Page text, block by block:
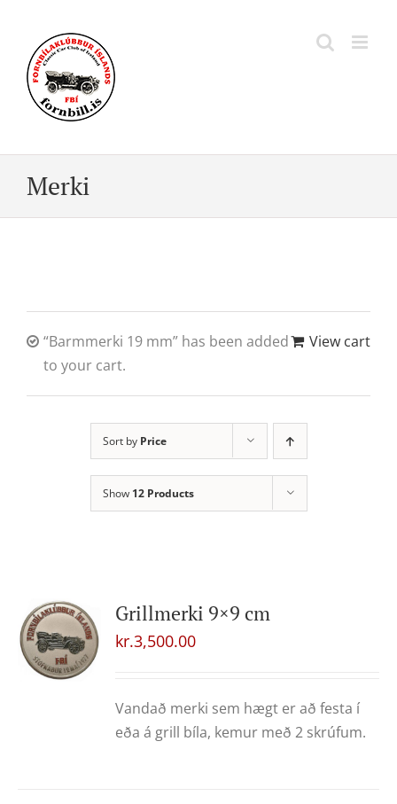
content
Merki
View cart
“Barmmerki 19 mm” has been added
to your cart.
Sort by Price
Show 12 Products
Grillmerki 9×9 cm
kr.3,500.00
Vandað merki sem hægt er að festa í
eða á grill bíla, kemur með 2 skrúfum.